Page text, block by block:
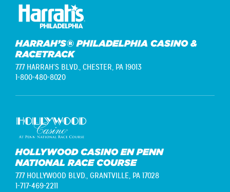
HARRAH’S® PHILADELPHIA CASINO &
RACETRACK
777 HARRAH'S BLVD., CHESTER, PA 19013
1-800-480-8020
HOLLYWOOD CASINO EN PENN
NATIONAL RACE COURSE
777 HOLLYWOOD BLVD., GRANTVILLE, PA 17028
1-717-469-2211